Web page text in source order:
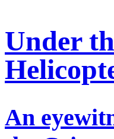
Under
An